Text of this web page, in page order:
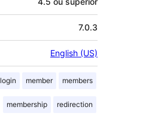
7.0.3
English (US)
login member members
membership redirection